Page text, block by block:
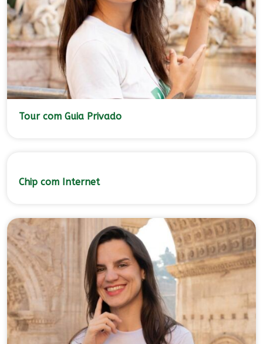
Tour com Guia Privado
Chip com Internet